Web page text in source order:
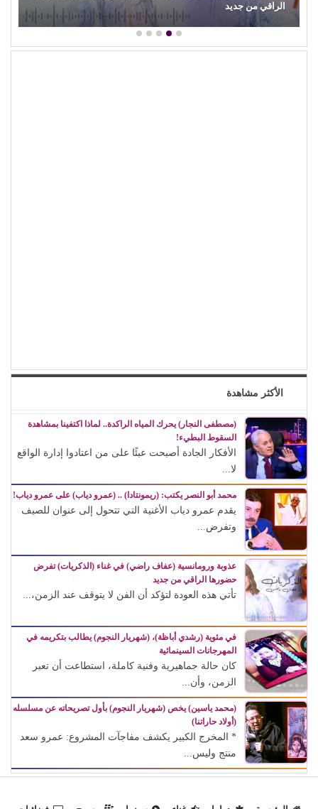
الراقي من جديد
الأكثر مشاهدة
(مصطفى النجار) يحرك المياه الراكدة.. لماذا اكتفينا بمشاهدة
السقوط البطيء!
الأفكار الجادة أصبحت عبئًا على من اعتادوا إدارة الواقع
لا...
محمد أبو النصر يكتب: (ريمونتادا) .. (عمرو دياب) على عمرو دياب!
يقدم عمرو دياب الأغنية التي تتحول إلى عنوان للصيف
وتفرض...
عذوبة ورومانسية (عفاف راضي) في غناء (الذكريات) تفرض
حضورها الراقي من جديد
تأتي هذه العودة لتؤكد أن الفن لا يتوقف عند الزمن،...
في مئوية (رشدي أباظة)، (شهريار النجوم) يطالب بتكريمه في
المهرجانات السينمائية
كان حالة جماهيرية وفنية كاملة، استطاعت أن تعبر
الزمن، وأن...
(محمد ياسين) يخص (شهريار النجوم) بأول تصريحاته عن مسلسله
(أولاد حاراتنا)
* المخرج الكبير يكشف مفاجآت المشروع: عمرو سعد
منتج وليس...